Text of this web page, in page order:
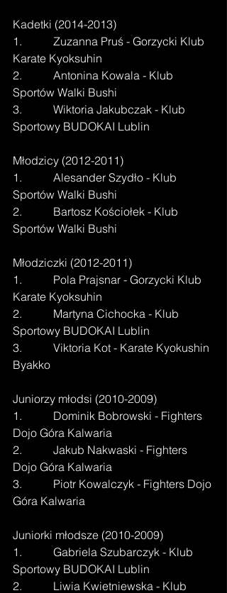
Kadetki (2014-2013)
1.           Zuzanna Pruś - Gorzycki Klub
Karate Kyoksuhin
2.           Antonina Kowala - Klub
Sportów Walki Bushi
3.           Wiktoria Jakubczak - Klub
Sportowy BUDOKAI Lublin
Młodzicy (2012-2011)
1.           Alesander Szydło - Klub
Sportów Walki Bushi
2.           Bartosz Kościołek - Klub
Sportów Walki Bushi
Młodziczki (2012-2011)
1.           Pola Prajsnar - Gorzycki Klub
Karate Kyoksuhin
2.           Martyna Cichocka - Klub
Sportowy BUDOKAI Lublin
3.           Viktoria Kot - Karate Kyokushin
Byakko
Juniorzy młodsi (2010-2009)
1.           Dominik Bobrowski - Fighters
Dojo Góra Kalwaria
2.           Jakub Nakwaski - Fighters
Dojo Góra Kalwaria
3.           Piotr Kowalczyk - Fighters Dojo
Góra Kalwaria
Juniorki młodsze (2010-2009)
1.           Gabriela Szubarczyk - Klub
Sportowy BUDOKAI Lublin
2.           Liwia Kwietniewska - Klub